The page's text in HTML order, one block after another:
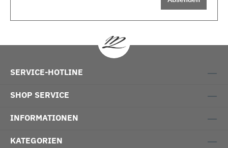
SERVICE-HOTLINE
SHOP SERVICE
INFORMATIONEN
KATEGORIEN